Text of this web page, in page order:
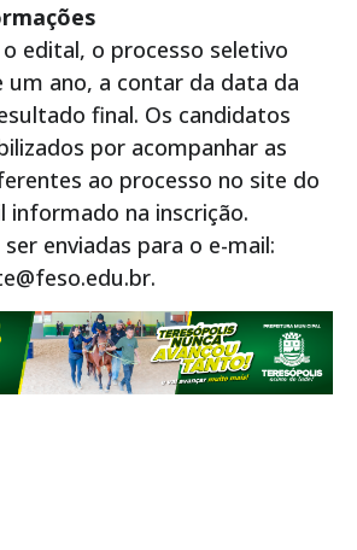
edital, o processo seletivo
um ano, a contar da data da
final. Os candidatos
por acompanhar as
ao processo no site do
informado na inscrição.
enviadas para o e-mail: